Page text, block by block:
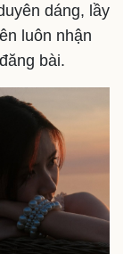
số
dáng, lầy
luôn nhận
bài.